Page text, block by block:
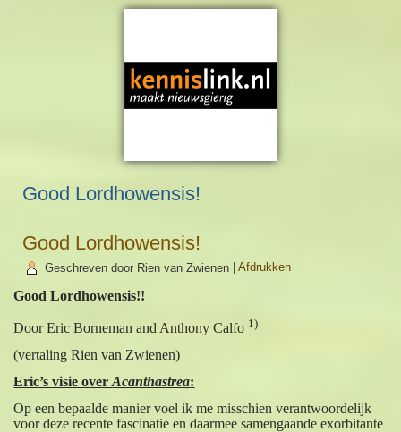
Good Lordhowensis!
Good Lordhowensis!
Geschreven door Rien van Zwienen |Afdrukken
Good Lordhowensis!!
Door Eric Borneman and Anthony Calfo 1)
(vertaling Rien van Zwienen)
Eric’s visie overAcanthastrea:
Op een bepaalde manier voel ik me misschien verantwoordelijk
voor deze recente fascinatie en daarmee samengaande exorbitante